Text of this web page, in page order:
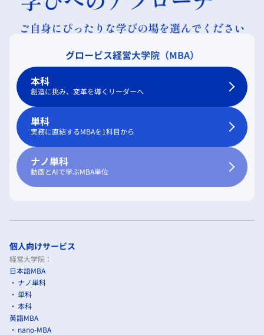
グロービス経営大学院（MBA）
本科
創造に挑み、変革を導くリーダーへ
単科
実務に直結するMBAを1科目から
ナノ単科
動画とAIで学ぶMBA単位
個人向けサービス
経営大学院：
日本語MBA
ナノ単科
単科
本科
英語MBA
nano-MBA